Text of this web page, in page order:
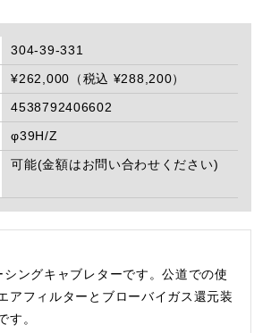
304-39-331
¥262,000（税込 ¥288,200）
4538792406602
φ39H/Z
可能(金額はお問い合わせください)
ングキャブレターです。公道での使
アフィルターとブローバイガス還元装
す。